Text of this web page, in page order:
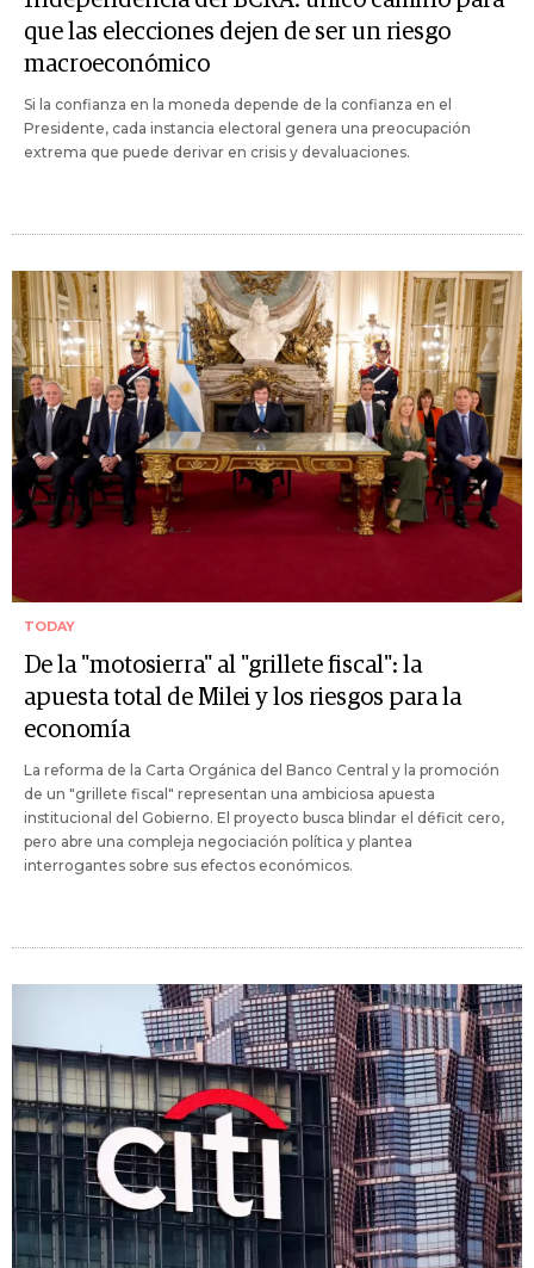
que las elecciones dejen de ser un riesgo
macroeconómico
Si la confianza en la moneda depende de la confianza en el
Presidente, cada instancia electoral genera una preocupación
extrema que puede derivar en crisis y devaluaciones.
TODAY
De la "motosierra" al "grillete fiscal": la
apuesta total de Milei y los riesgos para la
economía
La reforma de la Carta Orgánica del Banco Central y la promoción
de un "grillete fiscal" representan una ambiciosa apuesta
institucional del Gobierno. El proyecto busca blindar el déficit cero,
pero abre una compleja negociación política y plantea
interrogantes sobre sus efectos económicos.